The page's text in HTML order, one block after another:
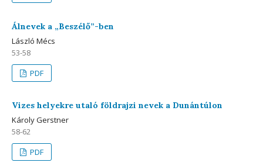
Álnevek a „Beszélő”-ben
László Mécs
53-58
PDF
Vizes helyekre utaló földrajzi nevek a Dunántúlon
Károly Gerstner
58-62
PDF